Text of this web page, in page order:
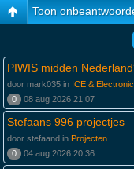
Toon
PIWIS midden
door mark035 in ICE &
0
08 aug 2026 21:07
Stefaans 996 projectjes
door stefaand in Projecten
0
04 aug 2026 20:36